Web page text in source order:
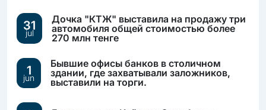
31
jul
Дочка "КТЖ" выставила на продажу три
автомобиля общей стоимостью более
270 млн тенге
1
jun
Бывшие офисы банков в столичном
здании, где захватывали заложников,
выставили на торги.